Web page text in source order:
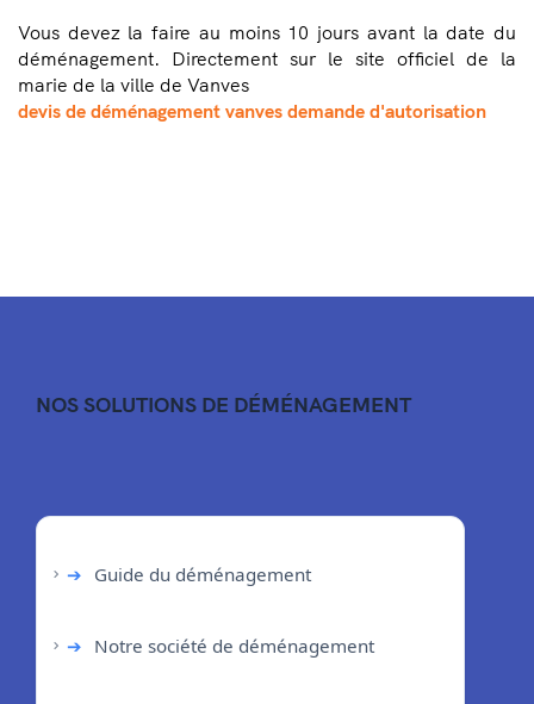
Vous devez la faire au moins 10 jours avant la date du
déménagement. Directement sur le site officiel de la
marie de la ville de Vanves
devis de déménagement vanves demande d'autorisation
NOS SOLUTIONS DE DÉMÉNAGEMENT
➔ Guide du déménagement
➔ Notre société de déménagement